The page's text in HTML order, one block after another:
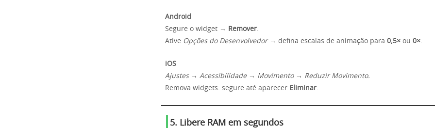
Android
Segure o widget →
Remover.
Ative Opções do Desenvolvedor→ defina escalas de animação para 0,5× ou 0×.
iOS
Ajustes → Acessibilidade → Movimento → Reduzir Movimento.
Remova widgets: segure até aparecer Eliminar.
5. Libere RAM em segundos